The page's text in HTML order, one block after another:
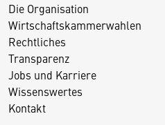
Die Organisation
Wirtschaftskammerwahlen
Rechtliches
Transparenz
Jobs und Karriere
Wissenswertes
Kontakt